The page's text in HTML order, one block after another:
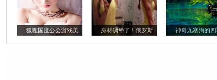
狐狸国度公会游戏美 身材碉堡了！俄罗斯 神奇九寨沟的